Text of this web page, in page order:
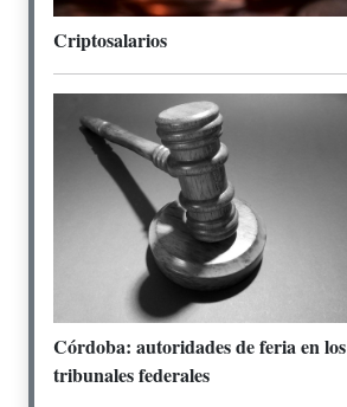
Criptosalarios
Córdoba: autoridades de feria en los
tribunales federales